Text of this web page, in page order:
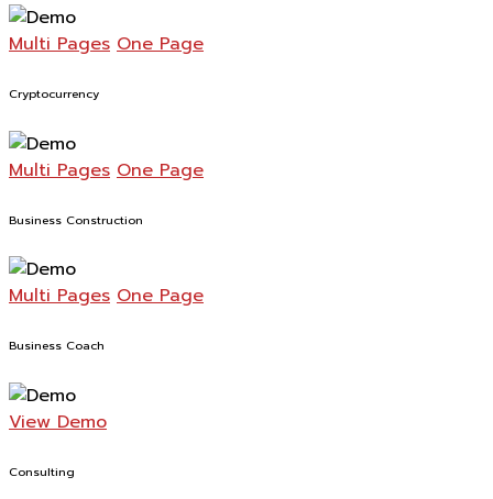
Multi Pages One Page
Cryptocurrency
Multi Pages One Page
Business Construction
Multi Pages One Page
Business Coach
View Demo
Consulting